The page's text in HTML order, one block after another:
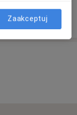
Zaakceptuj